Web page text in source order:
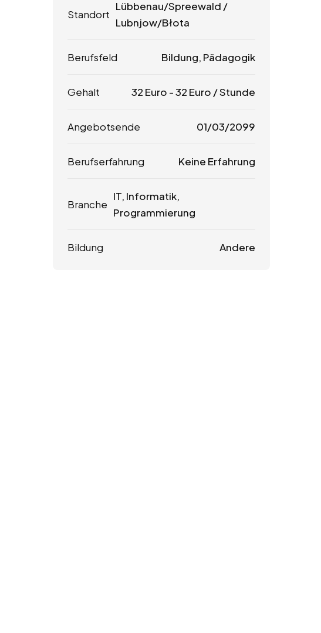
Standort
Lübbenau/Spreewald /
Lubnjow/Błota
Berufsfeld Bildung, Pädagogik
Gehalt 32 Euro -32 Euro / Stunde
Angebotsende 01/03/2099
Berufserfahrung Keine Erfahrung
Branche
IT, Informatik,
Programmierung
Bildung Andere